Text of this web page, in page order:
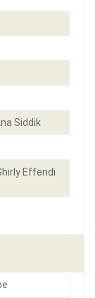
Siddik
Effendi